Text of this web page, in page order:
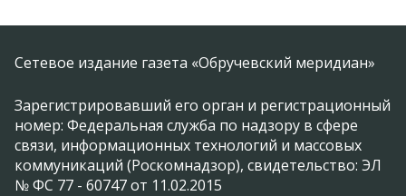
Сетевое издание газета «Обручевский меридиан»
Зарегистрировавший его орган и регистрационный
номер: Федеральная служба по надзору в сфере
связи, информационных технологий и массовых
коммуникаций (Роскомнадзор), свидетельство: ЭЛ
№ ФС 77 - 60747 от 11.02.2015